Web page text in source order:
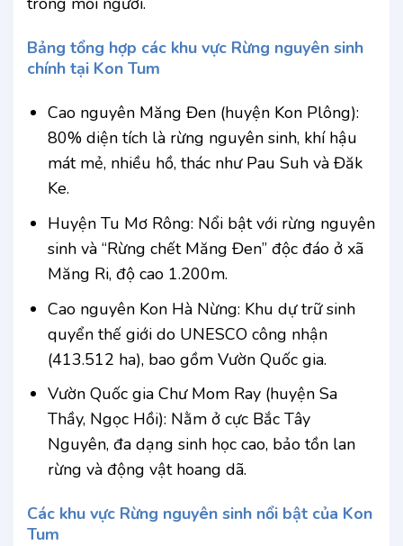
Bảng tổng hợp các khu vực Rừng nguyên sinh
chính tại Kon Tum
Cao nguyên Măng Đen (huyện Kon Plông):
80% diện tích là rừng nguyên sinh, khí hậu
mát mẻ, nhiều hồ, thác như Pau Suh và Đăk
Ke.
Huyện Tu Mơ Rông: Nổi bật với rừng nguyên
sinh và “Rừng chết Măng Đen” độc đáo ở xã
Măng Ri, độ cao 1.200m.
Cao nguyên Kon Hà Nừng: Khu dự trữ sinh
quyển thế giới do UNESCO công nhận
(413.512 ha), bao gồm Vườn Quốc gia.
Vườn Quốc gia Chư Mom Ray (huyện Sa
Thầy, Ngọc Hồi): Nằm ở cực Bắc Tây
Nguyên, đa dạng sinh học cao, bảo tồn lan
rừng và động vật hoang dã.
Các khu vực Rừng nguyên sinh nổi bật của Kon
Tum